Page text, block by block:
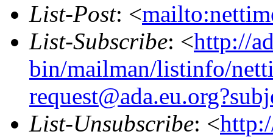
List-Post: <
List-Subscribe: <http://
bin/mailman/listinfo/
List-Unsubscribe: <